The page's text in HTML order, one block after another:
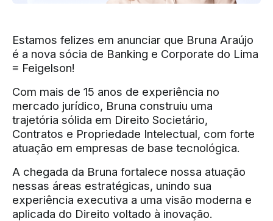
Estamos felizes em anunciar que Bruna Araújo
é a nova sócia de Banking e Corporate do Lima
≡ Feigelson!
Com mais de 15 anos de experiência no
mercado jurídico, Bruna construiu uma
trajetória sólida em Direito Societário,
Contratos e Propriedade Intelectual, com forte
atuação em empresas de base tecnológica.
A chegada da Bruna fortalece nossa atuação
nessas áreas estratégicas, unindo sua
experiência executiva a uma visão moderna e
aplicada do Direito voltado à inovação.